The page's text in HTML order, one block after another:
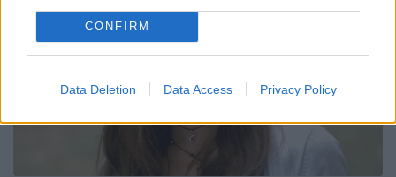
CONFIRM
Data Deletion Data Access Privacy Policy